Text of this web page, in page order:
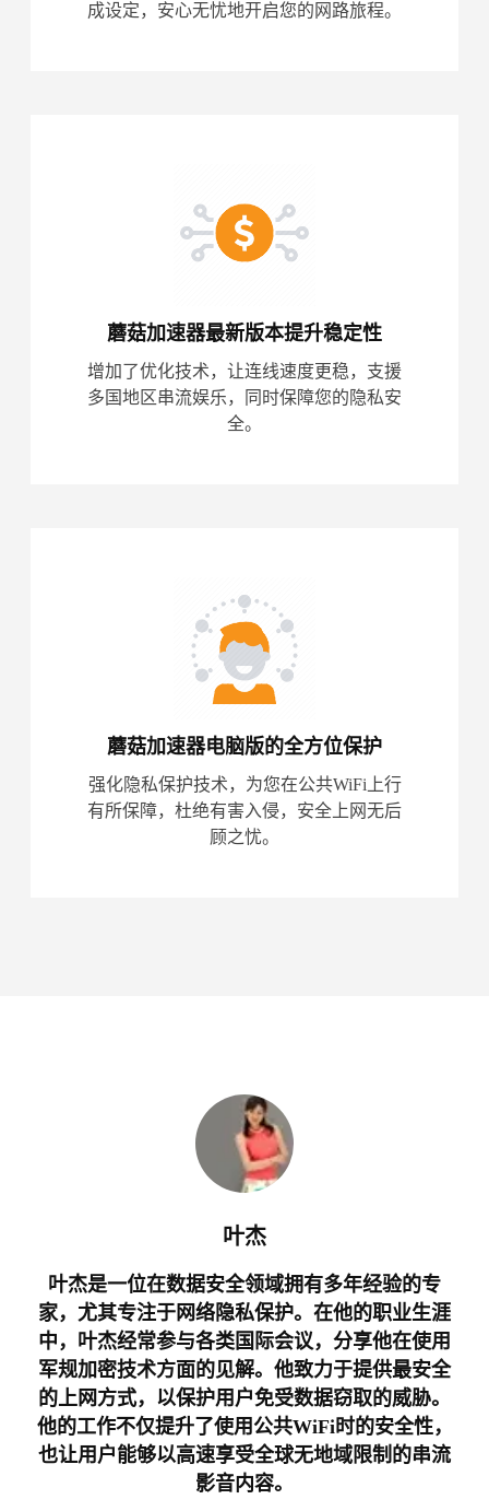
成设定，安心无忧地开启您的网路旅程。
蘑菇加速器最新版本提升稳定性
增加了优化技术，让连线速度更稳，支援
多国地区串流娱乐，同时保障您的隐私安
全。
蘑菇加速器电脑版的全方位保护
强化隐私保护技术，为您在公共WiFi上行
有所保障，杜绝有害入侵，安全上网无后
顾之忧。
叶杰
叶杰是一位在数据安全领域拥有多年经验的专
家，尤其专注于网络隐私保护。在他的职业生涯
中，叶杰经常参与各类国际会议，分享他在使用
军规加密技术方面的见解。他致力于提供最安全
的上网方式，以保护用户免受数据窃取的威胁。
他的工作不仅提升了使用公共WiFi时的安全性，
也让用户能够以高速享受全球无地域限制的串流
影音内容。